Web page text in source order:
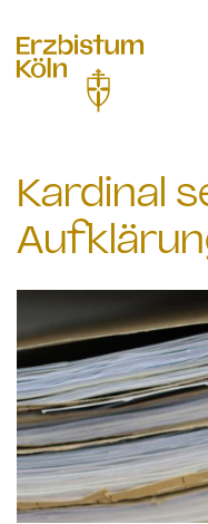
Kardinal